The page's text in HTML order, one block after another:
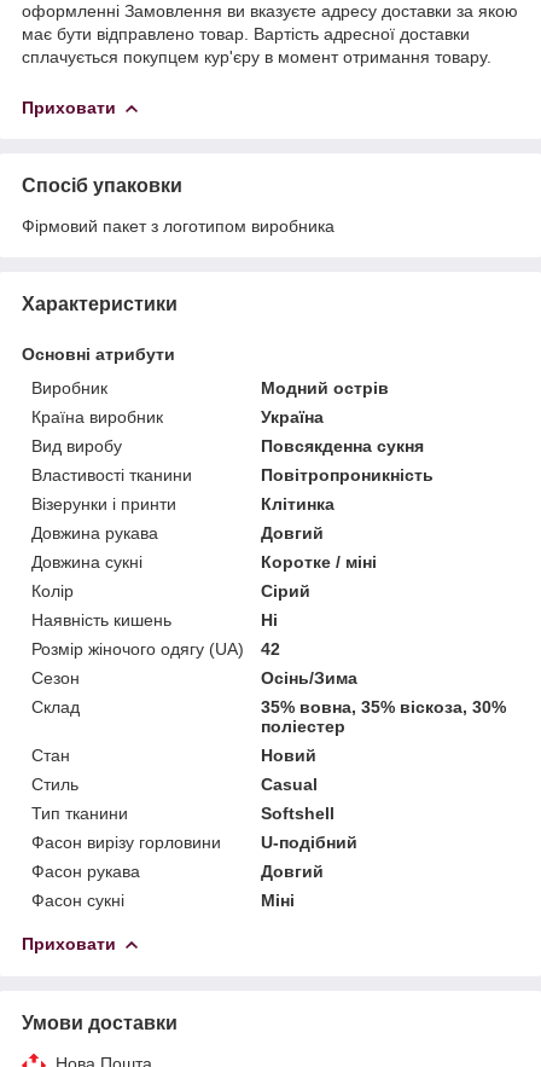
оформленні Замовлення ви вказуєте адресу доставки за якою
має бути відправлено товар. Вартість адресної доставки
сплачується покупцем кур'єру в момент отримання товару.
Приховати
Спосіб упаковки
Фірмовий пакет з логотипом виробника
Характеристики
Основні атрибути
Виробник
Модний острів
Країна виробник
Україна
Вид виробу
Повсякденна сукня
Властивості тканини
Повітропроникність
Візерунки і принти
Клітинка
Довжина рукава
Довгий
Довжина сукні
Коротке / міні
Колір
Сірий
Наявність кишень
Ні
Розмір жіночого одягу (UA)
42
Сезон
Осінь/Зима
Склад
35% вовна, 35% віскоза, 30%
поліестер
Стан
Новий
Стиль
Casual
Тип тканини
Softshell
Фасон вирізу горловини
U-подібний
Фасон рукава
Довгий
Фасон сукні
Міні
Приховати
Умови доставки